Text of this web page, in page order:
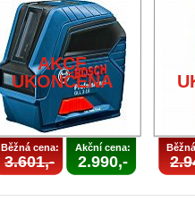
AKCE
UKONČENA
Běžná cena:
3.601,-
Akční cena:
2.990,-